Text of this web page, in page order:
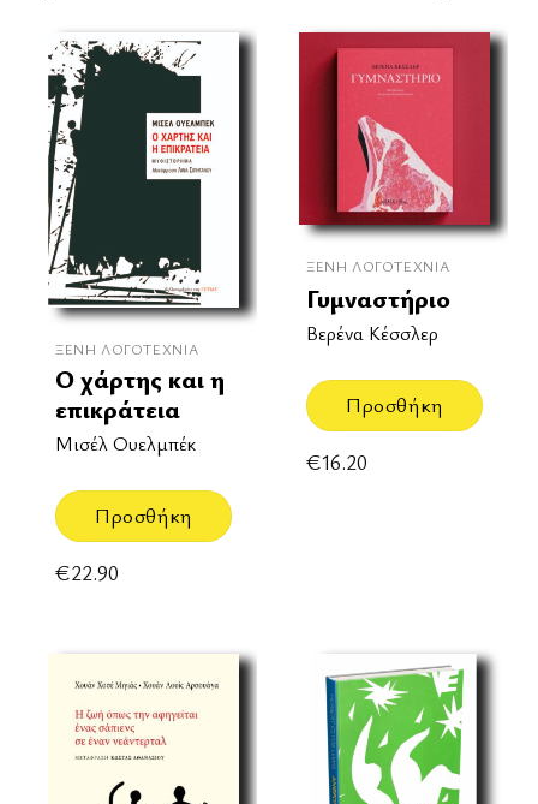
ΞΈΝΗ ΛΟΓΟΤΕΧΝΊΑ
Ο χάρτης και η
επικράτεια
Μισέλ Ουελμπέκ
Προσθήκη
€22.90
ΞΈΝΗ ΛΟΓΟΤΕΧΝΊΑ
Γυμναστήριο
Βερένα Κέσσλερ
Προσθήκη
€16.20